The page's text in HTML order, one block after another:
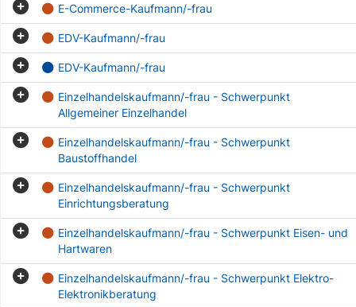
E-Commerce-Kaufmann/-frau
EDV-Kaufmann/-frau
EDV-Kaufmann/-frau
Einzelhandelskaufmann/-frau - Schwerpunkt
Allgemeiner Einzelhandel
Einzelhandelskaufmann/-frau - Schwerpunkt
Baustoffhandel
Einzelhandelskaufmann/-frau - Schwerpunkt
Einrichtungsberatung
Einzelhandelskaufmann/-frau - Schwerpunkt Eisen- und
Hartwaren
Einzelhandelskaufmann/-frau - Schwerpunkt Elektro-
Elektronikberatung